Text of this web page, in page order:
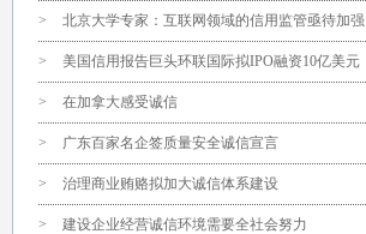
> 北京大学专家：互联网领域的信用监管亟待加强
> 美国信用报告巨头环联国际拟IPO融资10亿美元
> 在加拿大感受诚信
> 广东百家名企签质量安全诚信宣言
> 治理商业贿赂拟加大诚信体系建设
> 建设企业经营诚信环境需要全社会努力